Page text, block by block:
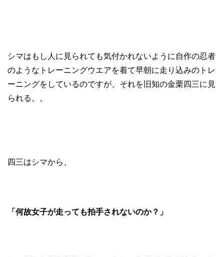
シマはもし人に見られても気付かれないように自作の忍者
のようなトレーニングウエアを着て早朝に走り込みのトレ
ーニングをしているのですが、それを旧知の金栗四三に見
られる。。
四三はシマから、
「何故女子が走っても拍手されないのか？」